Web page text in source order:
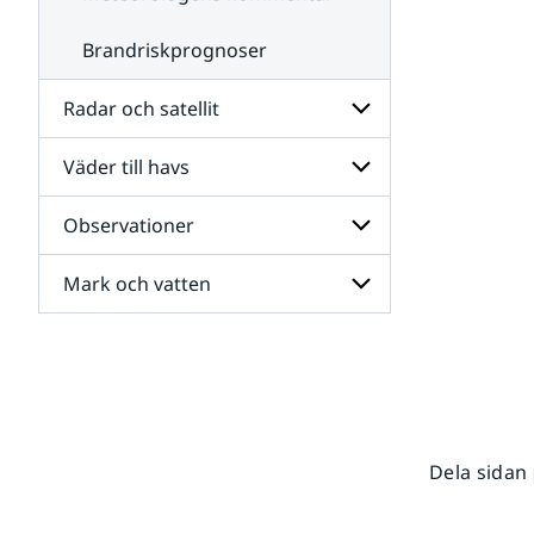
Brandriskprognoser
Radar och satellit
Undersidor
för
Radar
och
satellit
Väder till havs
Undersidor
för
Väder
till
havs
Observationer
Undersidor
för
Mark och vatten
Dela sidan